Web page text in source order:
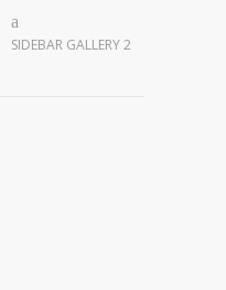
SIDEBAR GALLERY 2